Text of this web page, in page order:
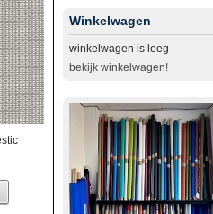
Winkelwagen
winkelwagen is leeg
bekijk winkelwagen!